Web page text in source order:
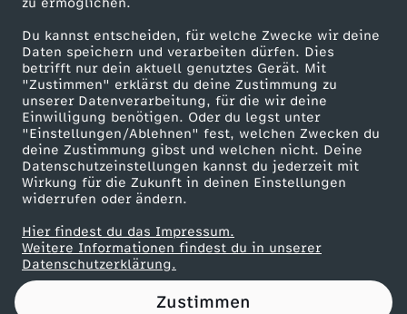
zu ermöglichen.
Du kannst entscheiden, für welche Zwecke wir deine
Daten speichern und verarbeiten dürfen. Dies
betrifft nur dein aktuell genutztes Gerät. Mit
"Zustimmen" erklärst du deine Zustimmung zu
unserer Datenverarbeitung, für die wir deine
Einwilligung benötigen. Oder du legst unter
"Einstellungen/Ablehnen" fest, welchen Zwecken du
deine Zustimmung gibst und welchen nicht. Deine
Datenschutzeinstellungen kannst du jederzeit mit
Wirkung für die Zukunft in deinen Einstellungen
widerrufen oder ändern.
Hier findest du das Impressum.
Weitere Informationen findest du in unserer
Datenschutzerklärung.
Zustimmen
e
i
n
C
h
i
n
ZDF goes Schule
Werbefernsehen
Mainzelmännchen
Partner